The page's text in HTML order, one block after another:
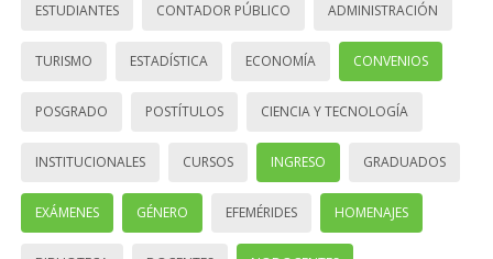
ESTUDIANTES CONTADOR PÚBLICO ADMINISTRACIÓN
TURISMO ESTADÍSTICA ECONOMÍA CONVENIOS
POSGRADO POSTÍTULOS CIENCIA Y TECNOLOGÍA
INSTITUCIONALES CURSOS INGRESO GRADUADOS
EXÁMENES GÉNERO EFEMÉRIDES HOMENAJES